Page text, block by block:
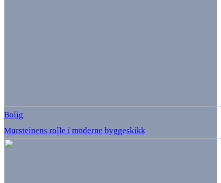
Bolig
Mursteinens rolle i moderne byggeskikk